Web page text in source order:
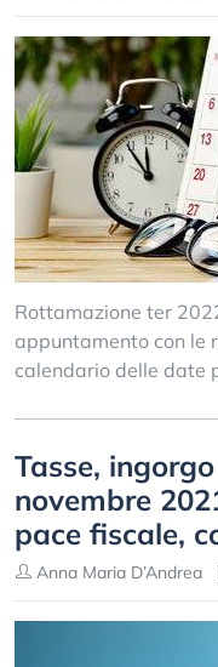
Rottamazione ter
appuntamento con le
calendario delle date
Tasse,
novembre
pace fiscale,
Anna Maria D’Andrea